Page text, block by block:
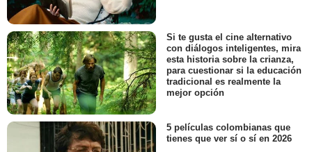
Si te gusta el cine alternativo
con diálogos inteligentes, mira
esta historia sobre la crianza,
para cuestionar si la educación
tradicional es realmente la
mejor opción
5 películas colombianas que
tienes que ver sí o sí en 2026